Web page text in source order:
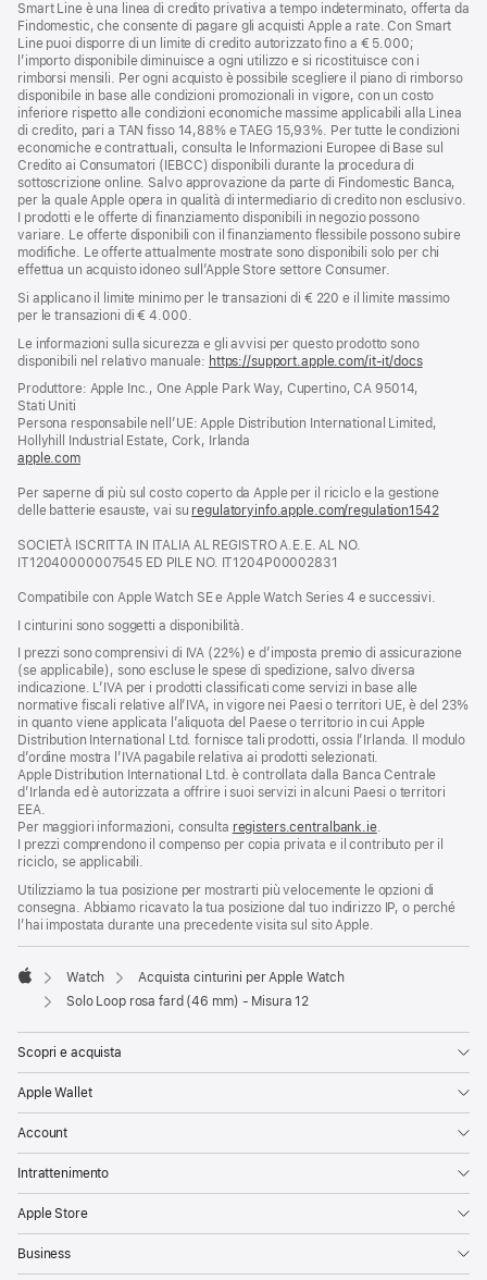
Smart Line è una linea di credito privativa a tempo indeterminato, offerta da
Findomestic, che consente di pagare gli acquisti Apple a rate. Con Smart
Line puoi disporre di un limite di credito autorizzato fino a € 5.000;
l’importo disponibile diminuisce a ogni utilizzo e si ricostituisce con i
rimborsi mensili. Per ogni acquisto è possibile scegliere il piano di rimborso
disponibile in base alle condizioni promozionali in vigore, con un costo
inferiore rispetto alle condizioni economiche massime applicabili alla Linea
di credito, pari a TAN fisso 14,88% e TAEG 15,93%. Per tutte le condizioni
economiche e contrattuali, consulta le Informazioni Europee di Base sul
Credito ai Consumatori (IEBCC) disponibili durante la procedura di
sottoscrizione online. Salvo approvazione da parte di Findomestic Banca,
per la quale Apple opera in qualità di intermediario di credito non esclusivo.
I prodotti e le offerte di finanziamento disponibili in negozio possono
variare. Le offerte disponibili con il finanziamento flessibile possono subire
modifiche. Le offerte attualmente mostrate sono disponibili solo per chi
effettua un acquisto idoneo sull’Apple Store settore Consumer.
Si applicano il limite minimo per le transazioni di € 220 e il limite massimo
per le transazioni di € 4.000.
Le informazioni sulla sicurezza e gli avvisi per questo prodotto sono
disponibili nel relativo manuale: https://support.apple.com/it-it/docs(si
finestra)
Produttore: Apple Inc., One Apple Park Way, Cupertino, CA 95014,
Stati Uniti
Persona responsabile nell’UE: Apple Distribution International Limited,
Hollyhill Industrial Estate, Cork, Irlanda
apple.com(si
una
nuova
Per saperne di più sul costo coperto da Apple per il riciclo e la gestione
delle batterie esauste, vai su regulatoryinfo.apple.com/regulation1542(si
SOCIETÀ ISCRITTA IN ITALIA AL REGISTRO A.E.E. AL NO.
IT12040000007545 ED PILE NO. IT1204P00002831
Compatibile con Apple Watch SE e Apple Watch Series 4 e successivi.
I cinturini sono soggetti a disponibilità.
I prezzi sono comprensivi di IVA (22%) e d’imposta premio di assicurazione
(se applicabile), sono escluse le spese di spedizione, salvo diversa
indicazione. L’IVA per i prodotti classificati come servizi in base alle
normative fiscali relative all’IVA, in vigore nei Paesi o territori UE, è del 23%
in quanto viene applicata l’aliquota del Paese o territorio in cui Apple
Distribution International Ltd. fornisce tali prodotti, ossia l’Irlanda. Il modulo
d’ordine mostra l’IVA pagabile relativa ai prodotti selezionati.
Apple Distribution International Ltd. è controllata dalla Banca Centrale
d’Irlanda ed è autorizzata a offrire i suoi servizi in alcuni Paesi o territori
EEA.
Per maggiori informazioni, consulta registers.centralbank.ie.
I prezzi comprendono il compenso per copia privata e il contributo per il
riciclo, se applicabili.
Utilizziamo la tua posizione per mostrarti più velocemente le opzioni di
consegna. Abbiamo ricavato la tua posizione dal tuo indirizzo IP, o perché
l’hai impostata durante una precedente visita sul sito Apple.
Apple
Watch
Acquista cinturini per Apple Watch
Solo Loop rosa fard (46 mm) - Misura 12
Scopri e acquista
Apple Wallet
Account
Intrattenimento
Apple Store
Business